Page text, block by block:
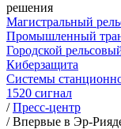
решения
Магистральный
Промышленный
Городской
Киберзащита
Системы
1520 сигнал
/Пресс-центр
/Впервые в Эр-